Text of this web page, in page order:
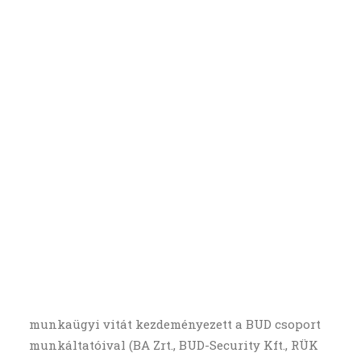
munkaügyi vitát kezdeményezett a BUD csoport
munkáltatóival (BA Zrt., BUD-Security Kft., RÜK